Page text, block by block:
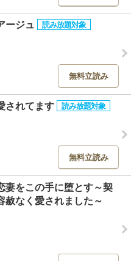
ージュ
無料立読み
されてます
無料立読み
妻をこの手に堕とす～契
赦なく愛されました～